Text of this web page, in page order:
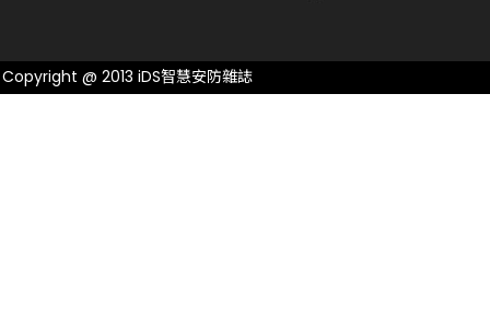
Copyright @ 2013 iDS智慧安防雜誌